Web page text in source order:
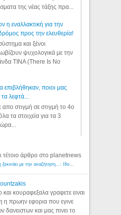
της νέας τάξης πρα...
η εναλλακτική για την
προς την ελευθερία!
και ξένοι
ψυχολογικά με την
TINA (There Is No
επιβλήθηκαν, ποιοι μας
λεφτά...
απο στιγμή σε στιγμή το 4ο
τα στοιχεία για τα 3
τέτοιο άρθρο στο planetnews
Λόγιος Ερμής | Η γνώση ξεκινάει με την αναζήτηση...: Ιδού οι 18 που χρωστούν 11 δις ευρώ!
και κουραφεξαλα γραφετε ειναι
η πρωην εφορια που εγινε
δανειστων και μας πινει το